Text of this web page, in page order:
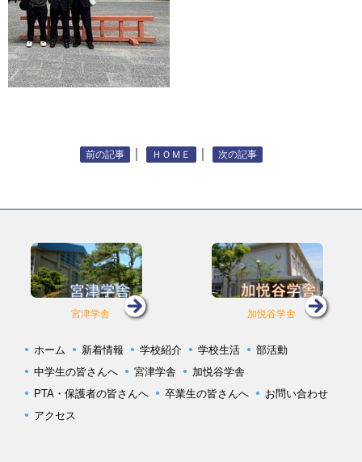
前の記事 ＨＯＭＥ 次の記事
宮津学舎 加悦谷学舎
ホーム 新着情報 学校紹介 学校生活
部活動
中学生の皆さんへ
宮津学舎
加悦谷学舎
PTA・保護者の皆さんへ
卒業生の皆さんへ
お問い合わせ
アクセス